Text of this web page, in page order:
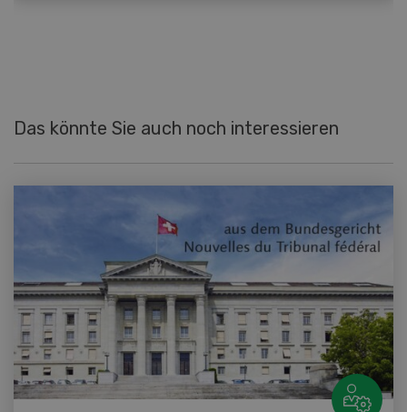
Das könnte Sie auch noch interessieren